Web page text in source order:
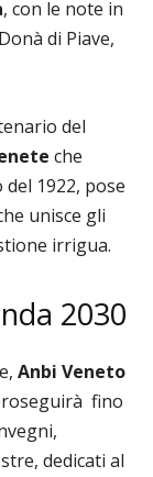
, con le note in
di Piave,
del
che
1922, pose
unisce gli
irrigua.
2030
Anbi Veneto
fino
dedicati al